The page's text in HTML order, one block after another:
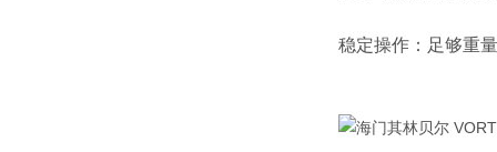
稳定操作：足够重